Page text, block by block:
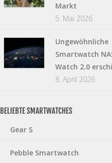
Markt
5. Mai 2026
Ungewöhnliche
Smartwatch
Watch 2.0
8. April 2026
BELIEBTE SMARTWATCHES
Gear S
Pebble Smartwatch